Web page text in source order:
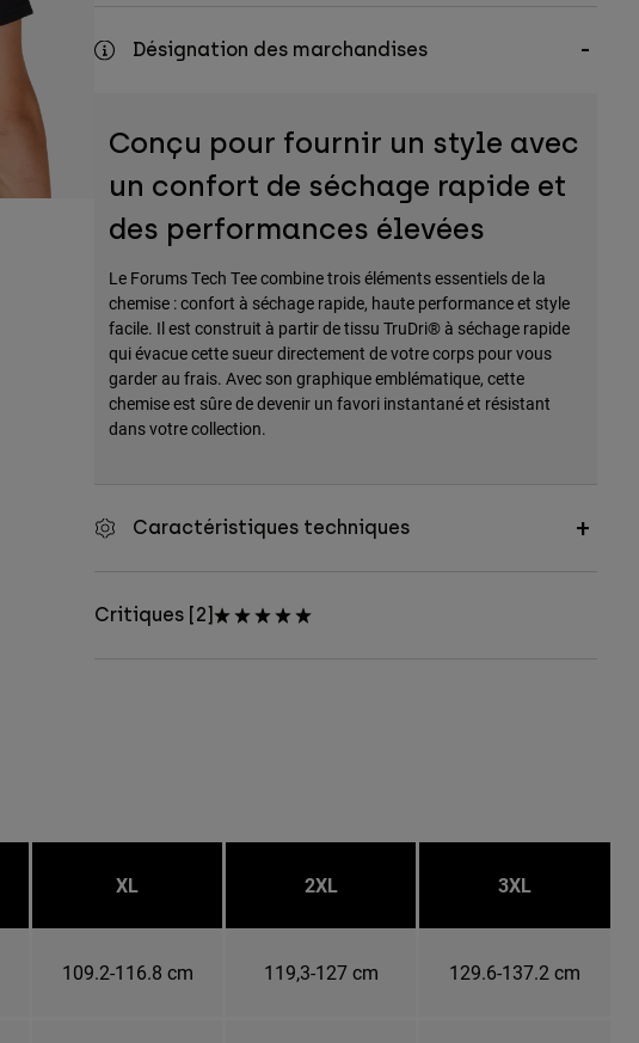
Désignation des marchandises
Conçu pour fournir un style avec
un confort de séchage rapide et
des performances élevées
Le Forums Tech Tee combine trois éléments essentiels de la
chemise : confort à séchage rapide, haute performance et style
facile. Il est construit à partir de tissu TruDri® à séchage rapide
qui évacue cette sueur directement de votre corps pour vous
garder au frais. Avec son graphique emblématique, cette
chemise est sûre de devenir un favori instantané et résistant
dans votre collection.
Caractéristiques techniques
Critiques [2]
XL 2XL 3XL
109.2-116.8 cm 119,3-127 cm 129.6-137.2 cm